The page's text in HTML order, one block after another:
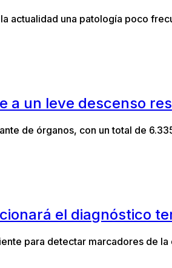
actualidad una patología poco
a un leve descenso
de órganos, con un total de
el diagnóstico
para detectar marcadores de